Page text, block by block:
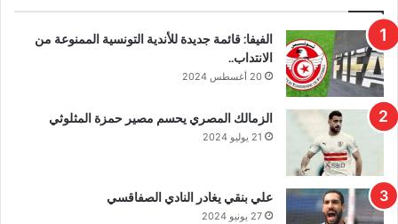
الفيفا: قائمة جديدة للأندية التونسية الممنوعة من
الانتداب..
20 أغسطس 2024
الزمالك المصري يحسم مصير حمزة المثلوثي
21 يوليو 2024
علي بنقي يغادر النادي الصفاقسي
27 يونيو 2024